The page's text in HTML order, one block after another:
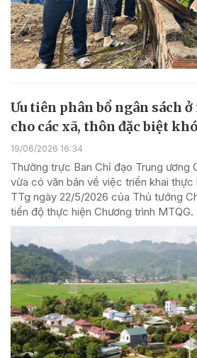
Ưu tiên phân bổ ngân sách
cho các xã, thôn đặc biệt
19/06/2026 16:34
Thường trực Ban Chỉ đạo Trung ương
vừa có văn bản về việc triển khai
TTg ngày 22/5/2026 của Thủ tướng
tiến độ thực hiện Chương trình MTQG.